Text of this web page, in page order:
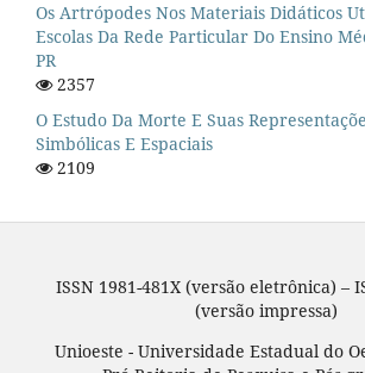
Os Artrópodes Nos Materiais Didáticos
Escolas Da Rede Particular Do Ensino
PR
2357
O Estudo Da Morte E Suas
Simbólicas E Espaciais
2109
ISSN 1981-481X (versão eletrônica) –
(versão impressa)
Unioeste - Universidade Estadual do